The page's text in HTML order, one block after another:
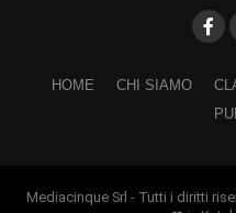
HOME CHI SIAMO
Mediacinque Srl - Tutti i diritti